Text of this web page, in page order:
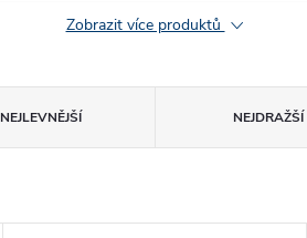
Zobrazit více produktů
NEJLEVNĚJŠÍ NEJDRAŽŠÍ